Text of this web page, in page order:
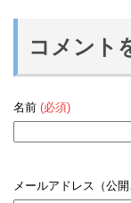
コメント
名前 (必須)
メールアドレス（公